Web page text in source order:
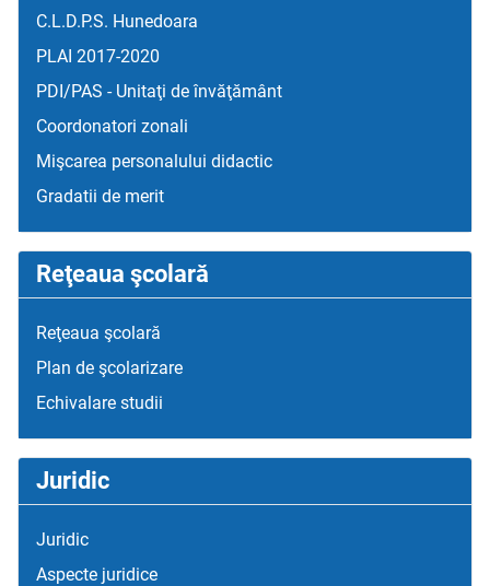
C.L.D.P.S. Hunedoara
PLAI 2017-2020
PDI/PAS - Unitaţi de învăţământ
Coordonatori zonali
Mişcarea personalului didactic
Gradatii de merit
Reţeaua şcolară
Reţeaua şcolară
Plan de şcolarizare
Echivalare studii
Juridic
Juridic
Aspecte juridice